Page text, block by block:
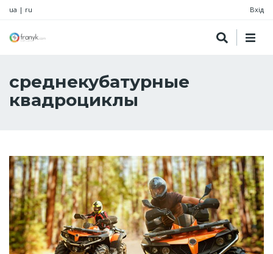
ua | ru Вхід
среднекубатурные
квадроциклы